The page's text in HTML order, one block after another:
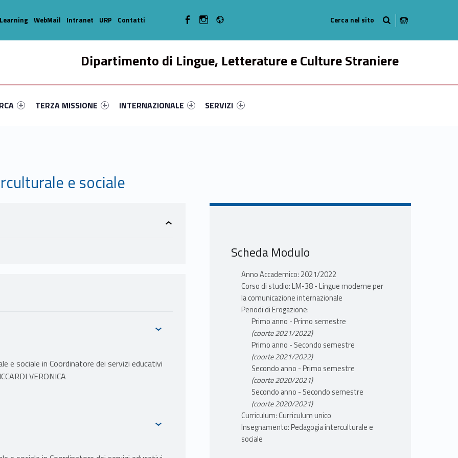
Dipartimento di Lingue, Letterature e Culture Straniere
primary-20826-14
#link-menu-primary-49905-33
Link identifier #link-menu-primary-1039-44
TERZA MISSIONE
Link identifier #link-menu-primary-12050-49
INTERNAZIONALE
Link identifier #link-menu-primary-77007-58
SERVIZI
WebMail Intranet URP Contatti WebMan on FacebookWebMan on Instagram
e sociale
e sociale in Coordinatore dei servizi educativi
VERONICA
origini, sviluppi, teorie e metodi.
Le politiche educative in prospettiva
Scheda Modulo
Anno Accademico: 2021/2022
Corso di studio: LM-38 - Lingue moderne per
la comunicazione internazionale
Periodi di Erogazione:
Primo anno - Primo semestre
(coorte 2021/2022)
Primo anno - Secondo semestre
(coorte 2021/2022)
Secondo anno - Primo semestre
(coorte 2020/2021)
Secondo anno - Secondo semestre
(coorte 2020/2021)
Curriculum: Curriculum unico
Insegnamento: Pedagogia interculturale e
sociale